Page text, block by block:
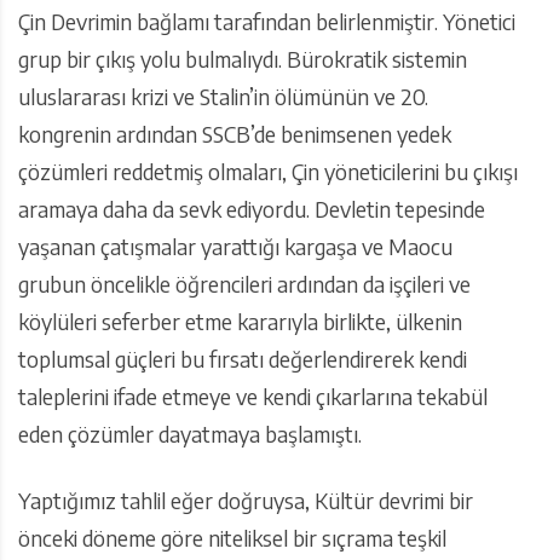
Çin Devrimin bağlamı tarafından belirlenmiştir. Yönetici
grup bir çıkış yolu bulmalıydı. Bürokratik sistemin
uluslararası krizi ve Stalin’in ölümünün ve 20.
kongrenin ardından SSCB’de benimsenen yedek
çözümleri reddetmiş olmaları, Çin yöneticilerini bu çıkışı
aramaya daha da sevk ediyordu. Devletin tepesinde
yaşanan çatışmalar yarattığı kargaşa ve Maocu
grubun öncelikle öğrencileri ardından da işçileri ve
köylüleri seferber etme kararıyla birlikte, ülkenin
toplumsal güçleri bu fırsatı değerlendirerek kendi
taleplerini ifade etmeye ve kendi çıkarlarına tekabül
eden çözümler dayatmaya başlamıştı.
Yaptığımız tahlil eğer doğruysa, Kültür devrimi bir
önceki döneme göre niteliksel bir sıçrama teşkil